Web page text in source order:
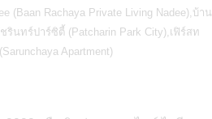
(Baan Rachaya Private Living Nadee),บ้าน
รินทร์ปาร์ซิตี้ (Patcharin Park City),เฟิร์สท
Apartment)